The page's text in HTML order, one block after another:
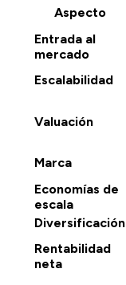
Aspecto
Entrada al
mercado
Escalabilidad
Valuación
Marca
Economías de
escala
Diversificación
Rentabilidad
neta